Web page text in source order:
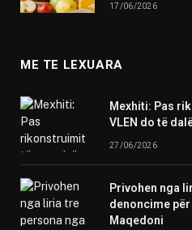
17/06/2026
ME TE LEXUARA
Mexhiti: Pas
VLEN do të
27/06/2026
Privohen nga
denoncime
Maqedoni